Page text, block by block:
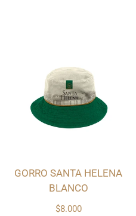
$8.000
GORRO SANTA HELENA
BLANCO